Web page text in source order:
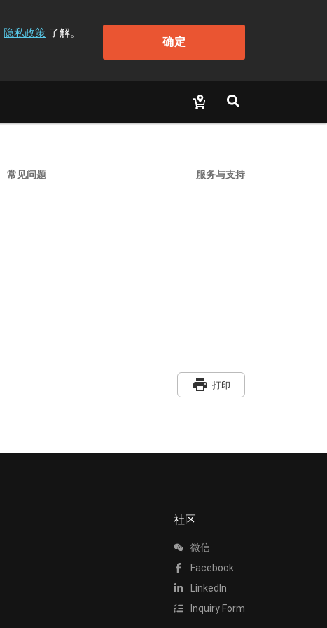
隐私政策 了解。
确定
常见问题 服务与支持
print 打印
社区
微信
Facebook
LinkedIn
Inquiry Form